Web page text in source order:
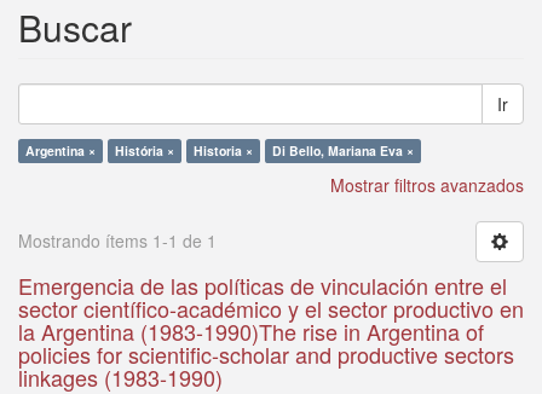
Buscar
Ir
Argentina × História × Historia × Di Bello, Mariana Eva ×
Mostrar filtros avanzados
Mostrando ítems 1-1 de 1
Emergencia de las políticas de vinculación entre el
sector científico-académico y el sector productivo en
la Argentina (1983-1990)The rise in Argentina of
policies for scientific-scholar and productive sectors
linkages (1983-1990)